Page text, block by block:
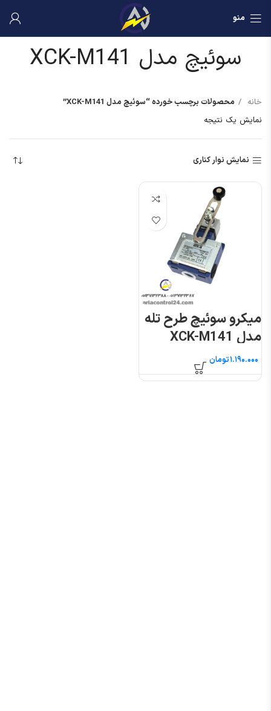
منو
سوئیچ مدل XCK-M141
خانه
محصولات برچسب خورده “سوئیچ مدل XCK-M141”
نمایش یک نتیجه
نمایش نوار کناری
میکرو سوئیچ طرح تله
مدل XCK-M141
تومان